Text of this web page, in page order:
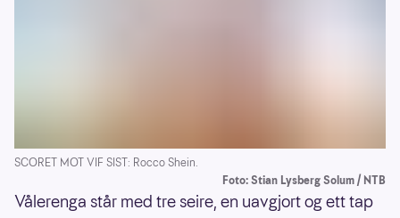
SCORET MOT VIF SIST: Rocco Shein.
Foto: Stian Lysberg Solum / NTB
Vålerenga står med tre seire, en uavgjort og ett tap